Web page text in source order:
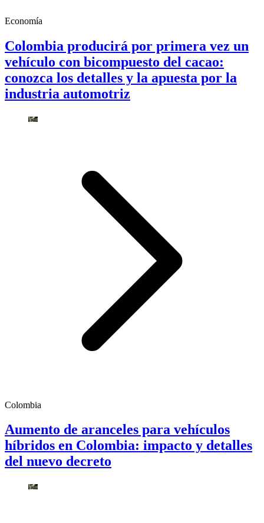
Economía
Colombia producirá por primera vez un
vehículo con bicompuesto del cacao:
conozca los detalles y la apuesta por la
industria automotriz
Colombia
Aumento de aranceles para vehículos
híbridos en Colombia: impacto y detalles
del nuevo decreto